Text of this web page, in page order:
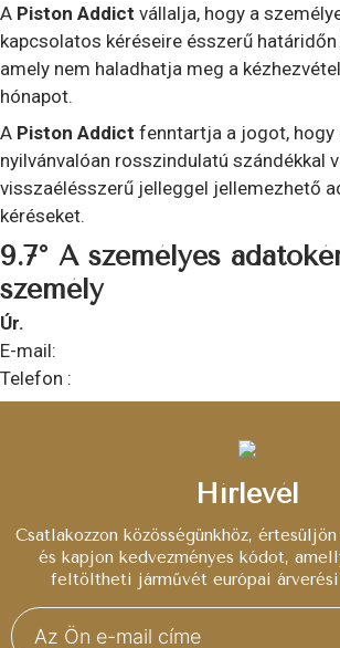
A Piston Addict vállalja, hogy a
kapcsolatos kéréseire ésszerű
amely nem haladhatja meg a
hónapot.
A Piston Addict fenntartja a jogot, hogy
nyilvánvalóan rosszindulatú szándékkal
visszaélésszerű jelleggel jellemezhető
kéréseket.
9.7° A személyes
személy
Úr.
E-mail:
Telefon :
Hírlevél
Csatlakozzon közösségünkhöz,
és kapjon kedvezményes kódot,
feltöltheti járművét európai árverési